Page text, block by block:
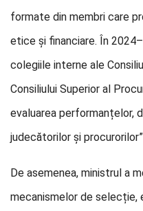
formate din membri care
etice și financiare. În
colegiile interne ale
Consiliului Superior al
evaluarea performanțelor,
judecătorilor și
De asemenea, ministrul a
mecanismelor de selecție,